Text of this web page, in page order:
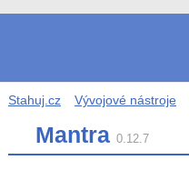
Stahuj.cz Vývojové nástroje
Mantra 0.12.7